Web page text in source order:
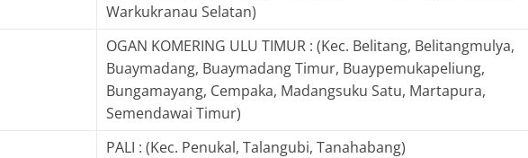
Warkukranau Selatan)
OGAN KOMERING ULU TIMUR : (Kec. Belitang, Belitangmulya,
Buaymadang, Buaymadang Timur, Buaypemukapeliung,
Bungamayang, Cempaka, Madangsuku Satu, Martapura,
Semendawai Timur)
PALI : (Kec. Penukal, Talangubi, Tanahabang)